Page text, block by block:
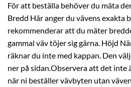
För att beställa behöver du mäta
Bredd Här anger du vävens exakta
rekommenderar att du mäter
gammal väv töjer sig gärna. Höjd
räknar du inte med kappan. Den
ner på sidan.Observera att det inte
när ni beställer vävbyten utan